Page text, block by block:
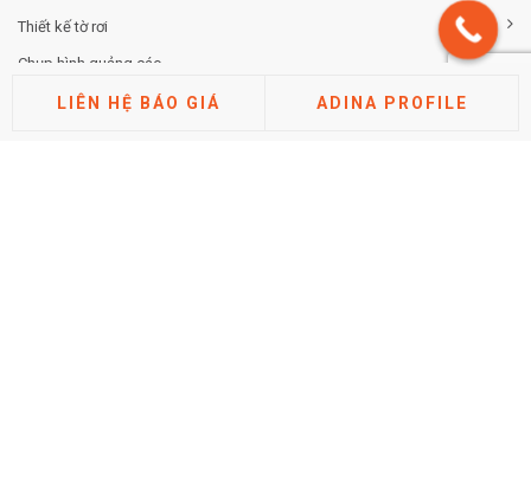
Thiết kế tờ rơi
Chụp hình quảng cáo
TƯ VẤN THƯƠNG HIỆU
LIÊN HỆ BÁO GIÁ ADINA PROFILE